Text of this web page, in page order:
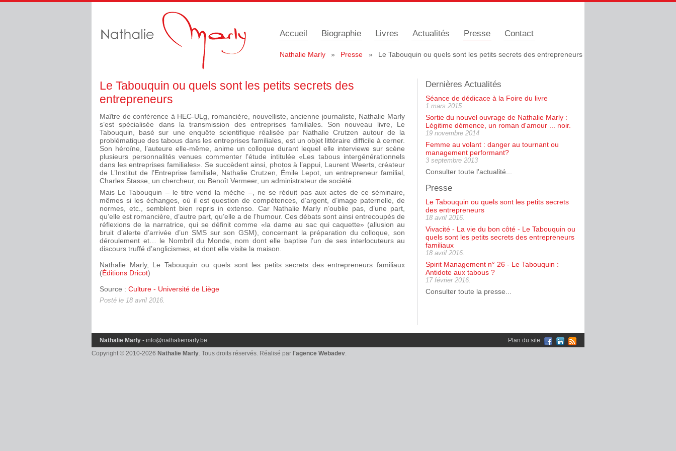
Accueil Biographie Livres Actualités Presse Contact
Nathalie Marly » Presse » Le Tabouquin ou quels sont les petits secrets des entrepreneurs
Le Tabouquin ou quels sont les petits secrets des
entrepreneurs
Maître de conférence à HEC-ULg, romancière, nouvelliste, ancienne journaliste, Nathalie Marly
s’est spécialisée dans la transmission des entreprises familiales. Son nouveau livre, Le
Tabouquin, basé sur une enquête scientifique réalisée par Nathalie Crutzen autour de la
problématique des tabous dans les entreprises familiales, est un objet littéraire difficile à cerner.
Son héroïne, l’auteure elle-même, anime un colloque durant lequel elle interviewe sur scène
plusieurs personnalités venues commenter l’étude intitulée «Les tabous intergénérationnels
dans les entreprises familiales». Se succèdent ainsi, photos à l’appui, Laurent Weerts, créateur
de L’Institut de l’Entreprise familiale, Nathalie Crutzen, Émile Lepot, un entrepreneur familial,
Charles Stasse, un chercheur, ou Benoît Vermeer, un administrateur de société.
Mais Le Tabouquin – le titre vend la mèche –, ne se réduit pas aux actes de ce séminaire,
mêmes si les échanges, où il est question de compétences, d’argent, d’image paternelle, de
normes, etc., semblent bien repris in extenso. Car Nathalie Marly n’oublie pas, d’une part,
qu’elle est romancière, d’autre part, qu’elle a de l’humour. Ces débats sont ainsi entrecoupés de
réflexions de la narratrice, qui se définit comme «la dame au sac qui caquette» (allusion au
bruit d’alerte d’arrivée d’un SMS sur son GSM), concernant la préparation du colloque, son
déroulement et… le Nombril du Monde, nom dont elle baptise l’un de ses interlocuteurs au
discours truffé d’anglicismes, et dont elle visite la maison.
Nathalie Marly, Le Tabouquin ou quels sont les petits secrets des entrepreneurs familiaux
(Éditions Dricot)
Source : Culture - Université de Liège
Posté le 18 avril 2016.
Dernières Actualités
Séance de dédicace à la Foire du livre
1 mars 2015
Sortie du nouvel ouvrage de Nathalie Marly :
Légitime démence, un roman d'amour ... noir.
19 novembre 2014
Femme au volant : danger au tournant ou
management performant?
3 septembre 2013
Consulter toute l'actualité...
Presse
Le Tabouquin ou quels sont les petits secrets
des entrepreneurs
18 avril 2016.
Vivacité - La vie du bon côté - Le Tabouquin ou
quels sont les petits secrets des entrepreneurs
familiaux
18 avril 2016.
Spirit Management n° 26 - Le Tabouquin :
Antidote aux tabous ?
17 février 2016.
Consulter toute la presse...
Plan du site
Nathalie Marly - info@nathaliemarly.be
Copyright © 2010-2026 Nathalie Marly . Tous droits réservés. Réalisé par l'agence Webadev